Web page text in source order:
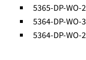
5365-DP-WO-2
5364-DP-WO-3
5364-DP-WO-2